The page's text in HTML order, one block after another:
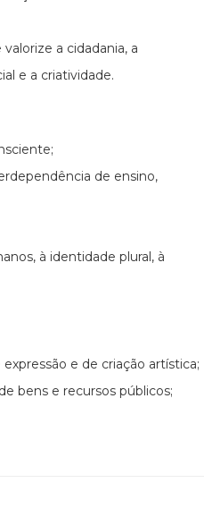
a cidadania, a
e a criatividade.
de ensino,
à identidade plural, à
e de criação artística;
bens e recursos públicos;